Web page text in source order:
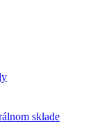
sklade